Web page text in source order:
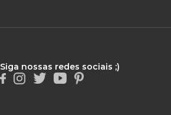
Siga nossas redes sociais ;)